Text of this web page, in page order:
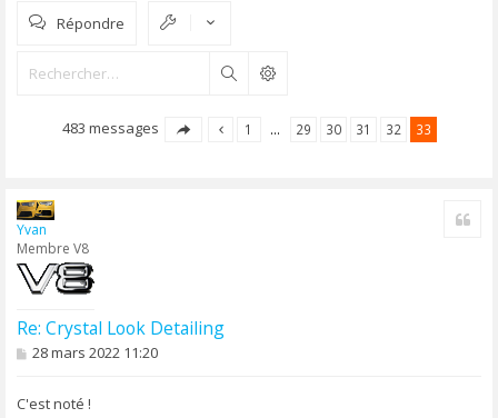
Répondre
Rechercher
483 messages 1 … 29 30 31 32 33
Yvan
Membre V8
Re: Crystal Look Detailing
M
s
28 mars 2022 11:20
C'est noté !